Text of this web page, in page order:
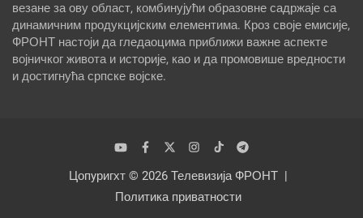
везане за ову област, комбинујући образовне садржаје са
динамичним продукцијским елементима. Кроз своје емисије,
ФРОНТ настоји да гледаоцима приближи важне аспекте
војничког живота и историје, као и да промовише вредности
и достигнућа српске војске.
Цопyригхт © 2026 Телевизија ФРОНТ
Политика приватности